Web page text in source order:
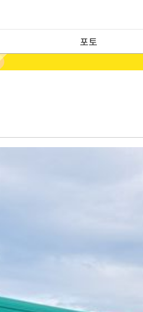
포토